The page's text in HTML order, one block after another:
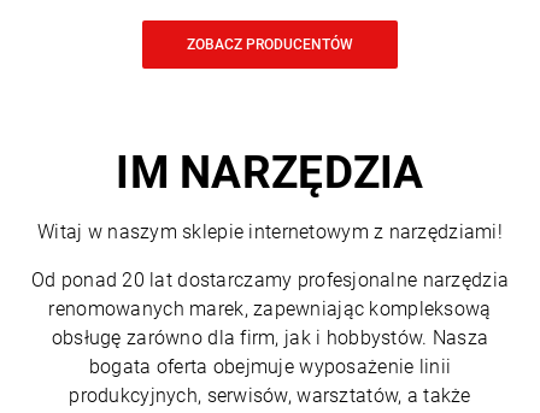
ZOBACZ PRODUCENTÓW
IM NARZĘDZIA
Witaj w naszym sklepie internetowym z narzędziami!
Od ponad 20 lat dostarczamy profesjonalne narzędzia
renomowanych marek, zapewniając kompleksową
obsługę zarówno dla firm, jak i hobbystów. Nasza
bogata oferta obejmuje wyposażenie linii
produkcyjnych, serwisów, warsztatów, a także